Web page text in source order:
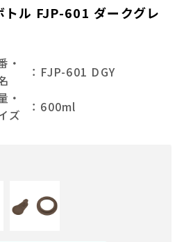
トル FJP-601 ダークグレ
・
：FJP-601 DGY
・
ズ
：600ml